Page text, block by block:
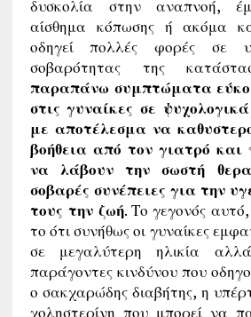
δυσκολία στην αναπνοή,
αίσθημα κόπωσης ή ακόμα
οδηγεί πολλές φορές σε
σοβαρότητας της
παραπάνω συμπτώματα
στις γυναίκες σε
με αποτέλεσμα να
βοήθεια από τον γιατρό και
να λάβουν την σωστή
σοβαρές συνέπειες για την
τους την ζωή. Το γεγονός
το ότι συνήθως οι γυναίκες
σε μεγαλύτερη ηλικία
παράγοντες κινδύνου που
ο σακχαρώδης διαβήτης, η
χοληστερίνη που μπορεί να